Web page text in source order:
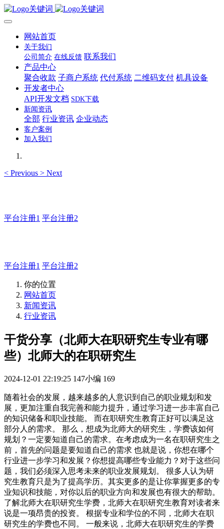
网站首页
关于我们
公司简介 在线反馈 联系我们
产品中心
聚合收款 子商户系统 代付系统 二维码支付 机具设备
开发者中心
API开发文档 SDK下载
新闻资讯
全部 行业资讯 企业动态
客户案例
加入我们
< Previous > Next
平台注册1 平台注册2
平台注册1 平台注册2
你的位置
网站首页
新闻资讯
行业资讯
干货分享（北师大在职研究生专业有哪
些）北师大的在职研究生
2024-12-01 22:19:25 147小编 169
随着社会的发展，越来越多的人意识到自己的职业规划和发
展，更加注重自我完善和能力提升，通过学习进一步丰富自己
的知识储备和职业技能。 而在职研究生教育正好可以满足这
部分人的需求。 那么，想成为北师大的研究生，学费该如何
规划？一定要知道自己的需求。在考虑成为一名在职研究生之
前，首先的问题是要知道自己的需求 也就是说，你想在哪个
行业进一步学习和发展？你想提高哪些专业能力？对于这些问
题，我们必须深入思考未来的职业发展规划。 很多人认为研
究生教育只是为了提高学历。其实更多的是让你掌握更多的专
业知识和技能，对你以后的职业方向和发展也有很大的帮助。
了解北师大在职研究生学费，北师大在职研究生教育对读者来
说是一项昂贵的投资。 根据专业和学位的不同，北师大在职
研究生的学费也不同。 一般来说，北师大在职研究生的学费